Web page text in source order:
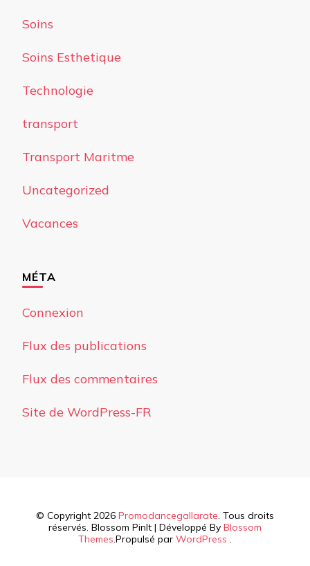
Soins
Soins Esthetique
Technologie
transport
Transport Maritme
Uncategorized
Vacances
MÉTA
Connexion
Flux des publications
Flux des commentaires
Site de WordPress-FR
© Copyright 2026 Promodancegallarate. Tous droits
réservés. Blossom PinIt | Développé By Blossom
Themes.Propulsé par WordPress .